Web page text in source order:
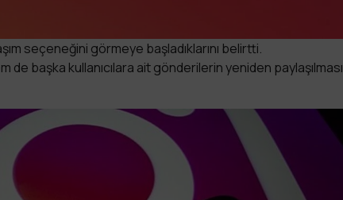
seçeneğini görmeye başladıklarını belirtti.
başka kullanıcılara ait gönderilerin yeniden paylaşılması